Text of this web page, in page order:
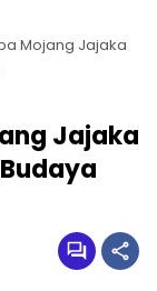
Mojang Jajaka
Jajaka